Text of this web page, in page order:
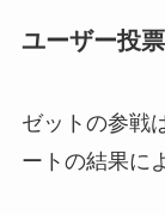
ユーザー投
ゼットの参戦
ートの結果に